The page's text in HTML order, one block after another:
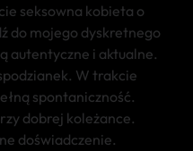
seksowna kobieta o
do mojego dyskretnego
autentyczne i aktualne.
W trakcie
spontaniczność.
dobrej koleżance.
doświadczenie.